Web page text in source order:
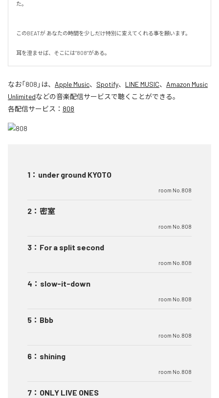
た。
このBEATが あなたの時間を少しだけ特別に変えてくれる事を願います。
耳を澄ませば、そこには”808”がある。
なお「808 」は、 Apple Music、 Spotify、 LINE MUSIC、 Amazon Music
Unlimitedなどの音楽配信サービスで聴くことができる。
各配信サービス： 808
1 ： under ground KYOTO
room No.808
2 ： 密室
room No.808
3 ： For a split second
room No.808
4 ： slow-it-down
room No.808
5 ： Bbb
room No.808
6 ： shining
room No.808
7 ： ONLY LIVE ONES